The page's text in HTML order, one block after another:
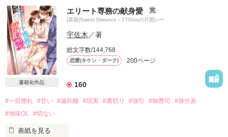
身代わり結婚。
だけど
溺愛してくる旦那様に翻弄されています。
2019.8.29～2019.10.18
作品を読む
書籍化作品
エリート専務の献身愛 完
[原題]Sweet Distance－7700㎞の片思いー
宇佐木 ／著
総文字数/144,768
恋愛(キケン・ダーク) 200ページ
160
#一目惚れ #甘い #遠距離 #現実 #裏切り #強引 #御曹司
#身分差
#地味OL
#切ない
表紙を見る